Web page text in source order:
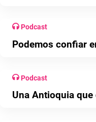
Podcast
Podemos confiar
Podcast
Una Antioquia